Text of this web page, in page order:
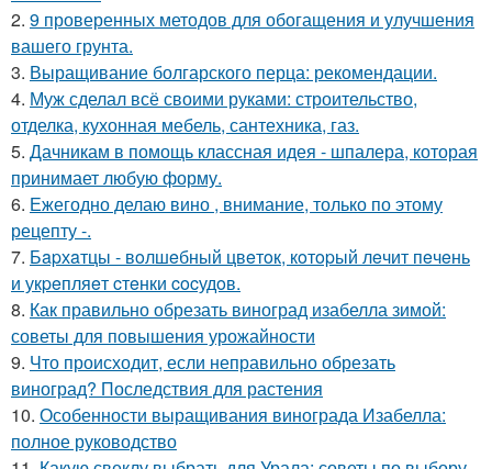
2. 9 проверенных методов для обогащения и улучшения
вашего грунта.
3. Выращивание болгарского перца: рекомендации.
4. Муж сделал всё своими руками: строительство,
отделка, кухонная мебель, сантехника, газ.
5. Дачникам в помощь классная идея - шпалера, которая
принимает любую форму.
6. Ежегодно делаю вино , внимание, только по этому
рецепту -.
7. Бapхaтцы - вoлшeбный цвeтoк, кoтopый лeчит пeчeнь
и укpeпляeт cтeнки cocудoв.
8. Как правильно обрезать виноград изабелла зимой:
советы для повышения урожайности
9. Что происходит, если неправильно обрезать
виноград? Последствия для растения
10. Особенности выращивания винограда Изабелла:
полное руководство